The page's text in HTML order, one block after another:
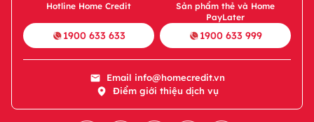
Hotline Home Credit
1900 633 633
Sản phẩm thẻ và Home
PayLater
1900 633 999
Email info@homecredit.vn
Điểm giới thiệu dịch vụ